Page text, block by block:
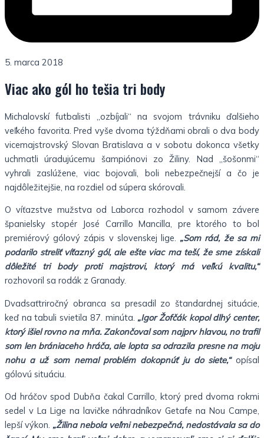
5. marca 2018
Viac ako gól ho tešia tri body
Michalovskí futbalisti „ozbíjali“ na svojom trávniku ďalšieho
veľkého favorita. Pred vyše dvoma týždňami obrali o dva body
vicemajstrovský Slovan Bratislava a v sobotu dokonca všetky
uchmatli úradujúcemu šampiónovi zo Žiliny. Nad „šošonmi“
vyhrali zaslúžene, viac bojovali, boli nebezpečnejší a čo je
najdôležitejšie, na rozdiel od súpera skórovali.
O víťazstve mužstva od Laborca rozhodol v samom závere
španielsky stopér José Carrillo Mancilla, pre ktorého to bol
premiérový gólový zápis v slovenskej lige. „Som rád, že sa mi
podarilo streliť víťazný gól, ale ešte viac ma teší, že sme získali
dôležité tri body proti majstrovi, ktorý má veľkú kvalitu,“
rozhovoril sa rodák z Granady.
Dvadsaťtriročný obranca sa presadil zo štandardnej situácie,
keď na tabuli svietila 87. minúta. „Igor Žofčák kopol dlhý center,
ktorý išiel rovno na mňa. Zakončoval som najprv hlavou, no trafil
som len brániaceho hráča, ale lopta sa odrazila presne na moju
nohu a už som nemal problém dokopnúť ju do siete,“opísal
gólovú situáciu.
Od hráčov spod Dubňa čakal Carrillo, ktorý pred dvoma rokmi
sedel v La Lige na lavičke náhradníkov Getafe na Nou Campe,
lepší výkon. „Žilina nebola veľmi nebezpečná, nedostávala sa do